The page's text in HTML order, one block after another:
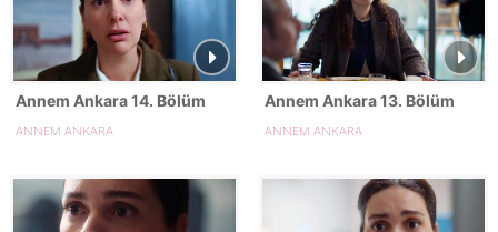
Annem Ankara 14. Bölüm
ANNEM ANKARA
Annem Ankara 13. Bölüm
ANNEM ANKARA